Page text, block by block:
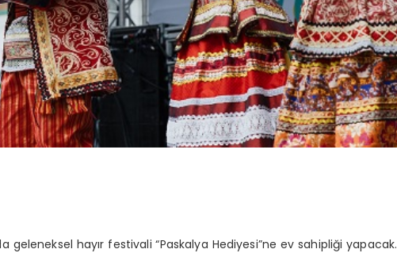
geleneksel hayır festivali “Paskalya Hediyesi”ne ev sahipliği yapacak.